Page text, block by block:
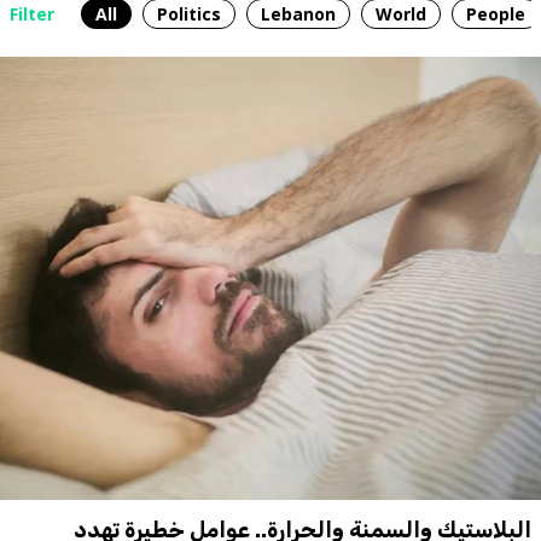
Filter All Politics Lebanon World People
البلاستيك والسمنة والحرارة.. عوامل خطيرة تهدد